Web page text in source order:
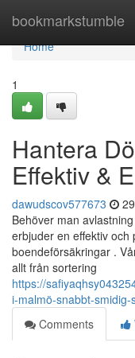
bookmarkstumble
Home
Home
1
Hantera
Effektiv &
dawudscov577673
Behöver man
erbjuder en effektiv och
boendeförsäkringar .
allt från sortering
https://
i-malmö-snabbt-smidig-
Comments